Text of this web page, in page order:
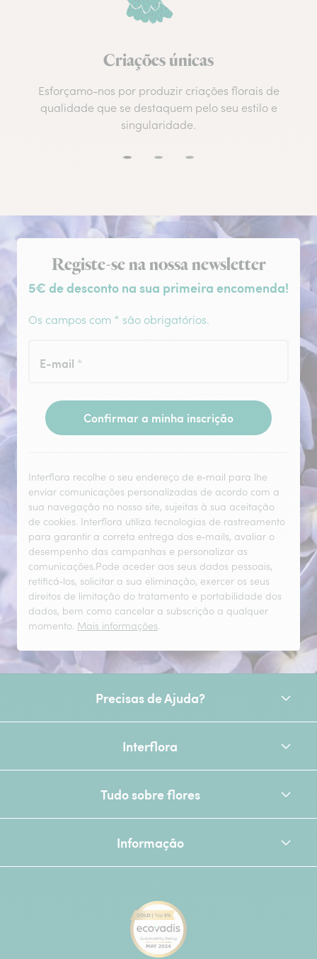
Criações únicas
Esforçamo-nos por produzir criações florais de
qualidade que se destaquem pelo seu estilo e
singularidade.
Subscrição da newsletter
Registe-se na nossa newsletter
5€ de desconto na sua primeira encomenda!
Os campos com * são obrigatórios.
E-mail *
Confirmar a minha inscrição
Interflora recolhe o seu endereço de e‑mail para lhe
enviar comunicações personalizadas de acordo com a
sua navegação no nosso site, sujeitas à sua aceitação
de cookies. Interflora utiliza tecnologias de rastreamento
para garantir a correta entrega dos e‑mails, avaliar o
desempenho das campanhas e personalizar as
comunicações.Pode aceder aos seus dados pessoais,
retificá‑los, solicitar a sua eliminação, exercer os seus
direitos de limitação do tratamento e portabilidade dos
dados, bem como cancelar a subscrição a qualquer
momento. Mais informações.
Precisas de Ajuda?
Interflora
Tudo sobre flores
Informação